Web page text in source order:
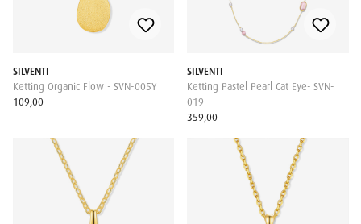
SILVENTI
Ketting Organic Flow - SVN-005Y
109,00
SILVENTI
Ketting Pastel Pearl Cat Eye- SVN-
019
359,00